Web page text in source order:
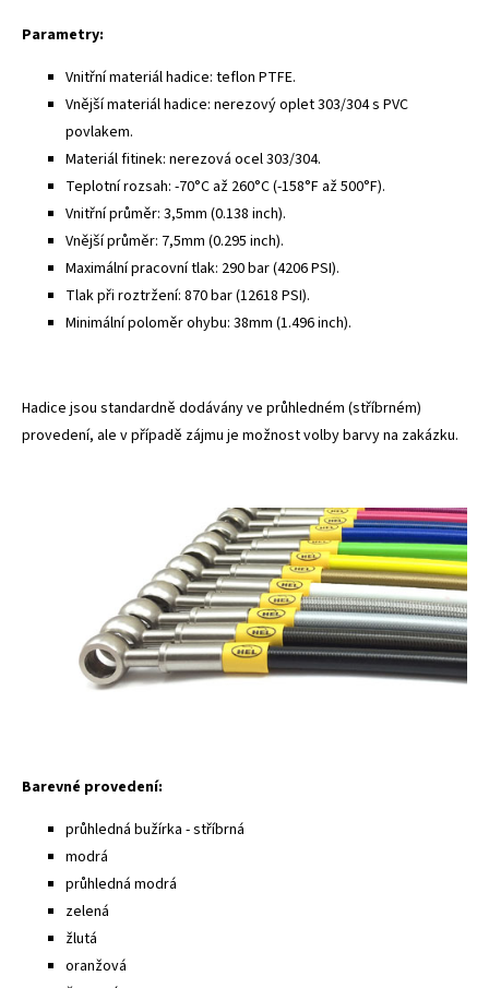
Parametry:
Vnitřní materiál hadice: teflon PTFE.
Vnější materiál hadice: nerezový oplet 303/304 s PVC
povlakem.
Materiál fitinek: nerezová ocel 303/304.
Teplotní rozsah: -70°C až 260°C (-158°F až 500°F).
Vnitřní průměr: 3,5mm (0.138 inch).
Vnější průměr: 7,5mm (0.295 inch).
Maximální pracovní tlak: 290 bar (4206 PSI).
Tlak při roztržení: 870 bar (12618 PSI).
Minimální poloměr ohybu: 38mm (1.496 inch).
Hadice jsou standardně dodávány ve průhledném (stříbrném)
provedení, ale v případě zájmu je možnost volby barvy na zakázku.
Barevné provedení:
průhledná bužírka - stříbrná
modrá
průhledná modrá
zelená
žlutá
oranžová